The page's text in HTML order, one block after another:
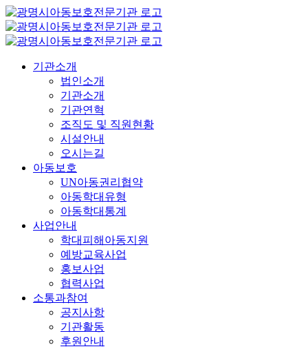
콘
텐
츠
기관소개
법인소개
기관소개
기관연혁
조직도 및 직원현황
시설안내
오시는길
아동보호
UN아동권리협약
아동학대유형
아동학대통계
사업안내
학대피해아동지원
예방교육사업
홍보사업
협력사업
소통과참여
공지사항
기관활동
후원안내